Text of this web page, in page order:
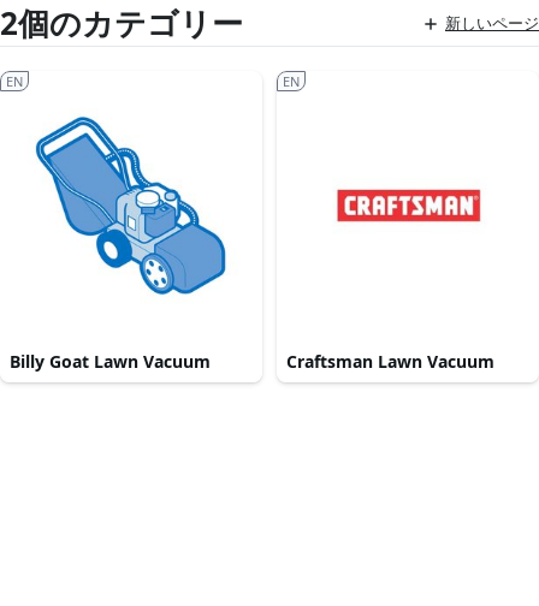
2個のカテゴリー 新しいページ
Billy Goat Lawn Vacuum
EN
Craftsman Lawn Vacuum
EN